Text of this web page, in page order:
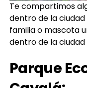
Te compartimos
dentro de la
familia o mascota
dentro de la
Parque